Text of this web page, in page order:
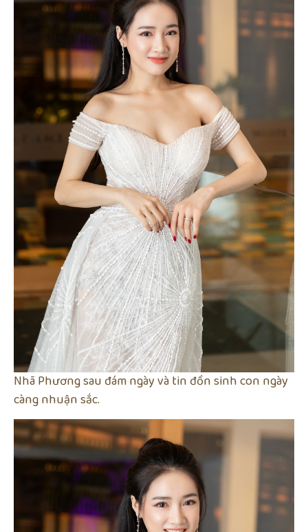
Nhã Phương sau đám ngày và tin đồn sinh con ngày
càng nhuận sắc.